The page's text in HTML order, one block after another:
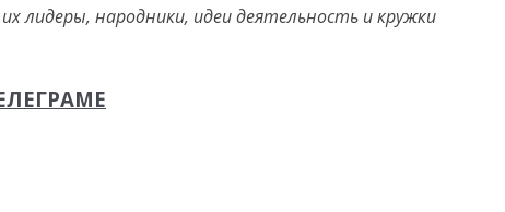
лидеры, народники, идеи деятельность и кружки